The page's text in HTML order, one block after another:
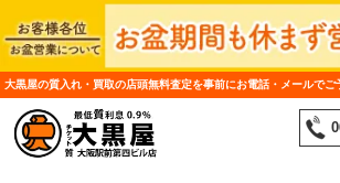
大黒屋の質入れ・買取の店頭無料査定を事前にお電話・メールでご